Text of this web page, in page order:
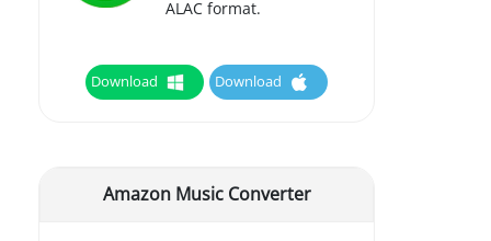
ALAC format.
Download Download
Amazon Music Converter